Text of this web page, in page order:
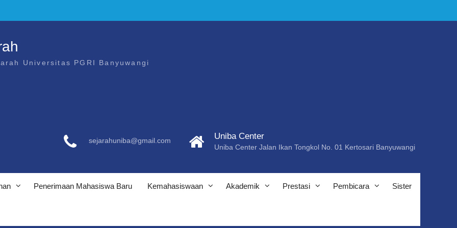
Universitas PGRI Banyuwangi
sejarahuniba@gmail.com Uniba Center
Uniba Center Jalan Ikan Tongkol No. 01 Kertosari Banyuwangi
Penerimaan Mahasiswa Baru Kemahasiswaan Akademik Prestasi Pembicara Sister